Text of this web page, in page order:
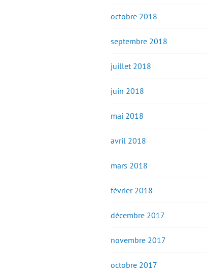
octobre 2018
septembre 2018
juillet 2018
juin 2018
mai 2018
avril 2018
mars 2018
février 2018
décembre 2017
novembre 2017
octobre 2017